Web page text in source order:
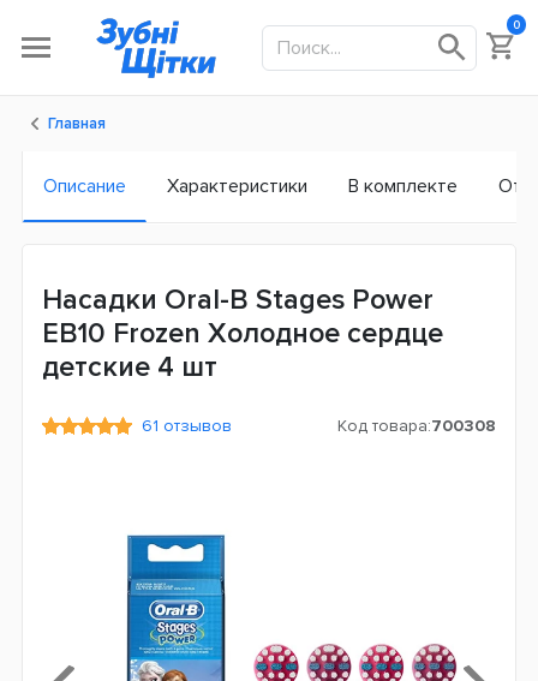
0
Главная
Описание Характеристики В комплекте
Насадки Oral-B Stages Power
EB10 Frozen Холодное сердце
детские 4 шт
61 отзывов Код товара:700308